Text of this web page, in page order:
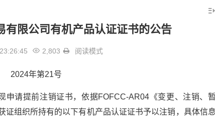
有限公司有机产品认证证书的公告
23:26:45 2,803 阅读模式
2024年第21号
申请提前注销证书，依据FOFCC-AR04《变更、注销、
证组织所持有的以下有机产品认证证书予以注销，具体信息